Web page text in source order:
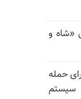
«شاه و
و ۵۹۵ تلاش برای حمله
سیستم